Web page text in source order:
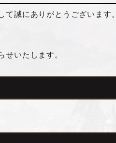
誠にありがとうございます。
せいたします。